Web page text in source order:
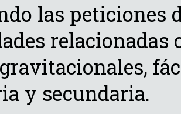
las peticiones
relacionadas
y secundaria.